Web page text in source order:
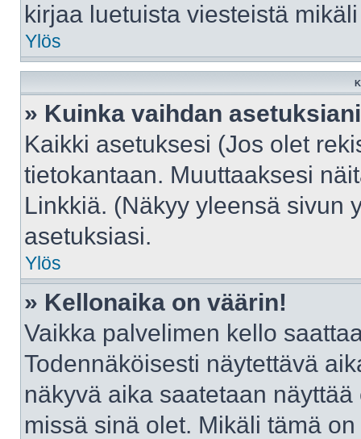
kirjaa luetuista viesteistä
Ylös
» Kuinka vaihdan
Kaikki asetuksesi (Jos olet
tietokantaan. Muuttaaksesi
Linkkiä. (Näkyy yleensä sivun
asetuksiasi.
Ylös
» Kellonaika on väärin!
Vaikka palvelimen kello
Todennäköisesti näytettävä
näkyvä aika saatetaan
missä sinä olet. Mikäli tämä